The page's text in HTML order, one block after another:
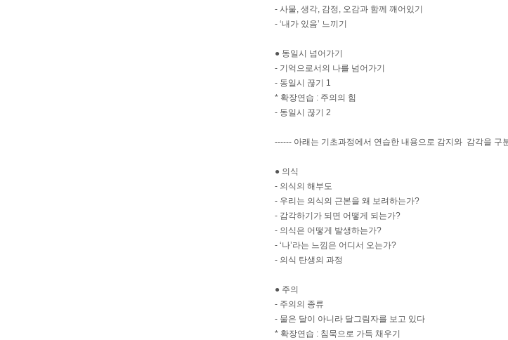
- 사물, 생각, 감정, 오감과 함께 깨어있기
- ‘내가 있음’ 느끼기
● 동일시 넘어가기
- 기억으로서의 나를 넘어가기
- 동일시 끊기 1
* 확장연습 : 주의의 힘
- 동일시 끊기 2
------ 아래는 기초과정에서 연습한 내용으로 감지와 감각을 구
● 의식
- 의식의 해부도
- 우리는 의식의 근본을 왜 보려하는가?
- 감각하기가 되면 어떻게 되는가?
- 의식은 어떻게 발생하는가?
- ‘나’라는 느낌은 어디서 오는가?
- 의식 탄생의 과정
● 주의
- 주의의 종류
- 물은 달이 아니라 달그림자를 보고 있다
* 확장연습 : 침묵으로 가득 채우기